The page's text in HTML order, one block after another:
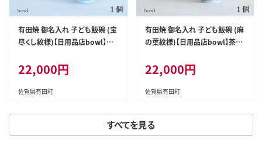
すべてを見る
有田焼 御名入れ 子ども飯碗 (宝
尽くし紋様)【日用品店bowl】茶
碗 姫茶碗 子ども茶碗 小さめ 名
入れ ギフト プレゼント 出産祝い
お祝い お食い初め ハレの日 zd
22,000円
佐賀県有田町
有田焼 御名入れ 子ども飯碗 (麻
の葉紋様)【日用品店bowl】茶碗
姫茶碗 子ども茶碗 小さめ 名入
れ ギフト プレゼント 出産祝い
お祝い お食い初め ハレの日 zd
22,000円
佐賀県有田町